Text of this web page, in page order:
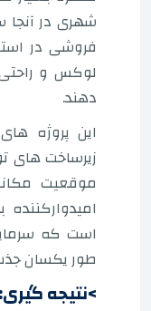
شهری در آنجا
فروشی در
لوکس و راحتی
دهند.
این پروژه
زیرساخت های
موقعیت
است که
طور یکسان
>نتیجه گیری: